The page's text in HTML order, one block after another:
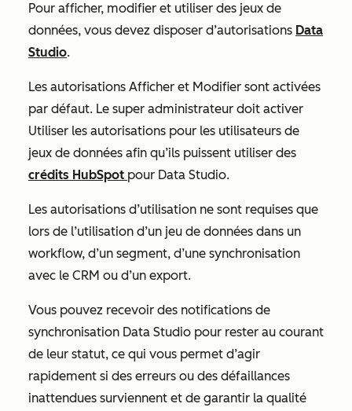
Pour afficher, modifier et utiliser des jeux de
données, vous devez disposer d’autorisations Data
Studio.
Les autorisations Afficher et Modifier sont activées
par défaut. Le super administrateur doit activer
Utiliser les autorisations pour les utilisateurs de
jeux de données afin qu’ils puissent utiliser des
crédits HubSpot pour Data Studio.
Les autorisations d’utilisation ne sont requises que
lors de l’utilisation d’un jeu de données dans un
workflow, d’un segment, d’une synchronisation
avec le CRM ou d’un export.
Vous pouvez recevoir des notifications de
synchronisation Data Studio pour rester au courant
de leur statut, ce qui vous permet d’agir
rapidement si des erreurs ou des défaillances
inattendues surviennent et de garantir la qualité